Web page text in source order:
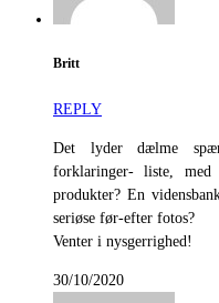
Britt
REPLY
Det lyder dælme
forklaringer- liste,
produkter? En
seriøse før-efter fotos?
Venter i nysgerrighed!
30/10/2020